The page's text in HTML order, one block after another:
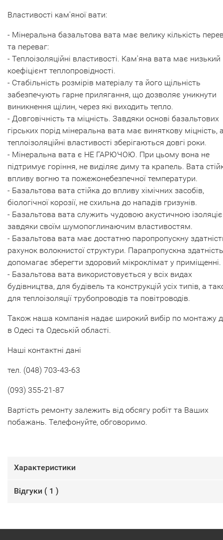
Властивості кам'яної вати:
- Мінеральна базальтова вата має велику кількість
та переваг:
- Теплоізоляційні властивості. Кам'яна вата має низький
коефіцієнт теплопровідності.
- Стабільність розмірів матеріалу та його щільність
забезпечують гарне прилягання, що дозволяє уникнути
виникнення щілин, через які виходить тепло.
- Довговічність та міцність. Завдяки основі базальтових
гірських порід мінеральна вата має виняткову міцність,
теплоізоляційні властивості зберігаються довгі роки.
- Мінеральна вата є НЕ ГАРЮЧОЮ. При цьому вона не
підтримує горіння, не виділяє диму та крапель. Вата
впливу вогню та пожежонебезпечної температури.
- Базальтова вата стійка до впливу хімічних засобів,
біологічної корозії, не схильна до нападів гризунів.
- Базальтова вата служить чудовою акустичною
завдяки своїм шумопоглинаючим властивостям.
- Базальтова вата має достатню паропропускну
рахунок волокнистої структури. Парапропускна здатність
допомагає зберегти здоровий мікроклімат у приміщенні.
- Базальтова вата використовується у всіх видах
будівництва, для будівель та конструкцій усіх типів, а
для теплоізоляції трубопроводів та повітроводів.
Також наша компанія надає широкий вибір по монтажу
в Одесі та Одеській області.
Наші контактні дані
тел. (048) 703-43-63
(093) 355-21-87
Вартість ремонту залежить від обсягу робіт та Ваших
побажань. Телефонуйте, обговоримо.
Характеристики
Відгуки ( 1 )